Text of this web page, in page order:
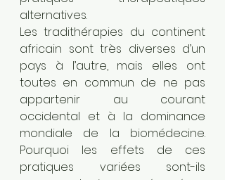
alternatives.
Les tradithérapies du continent
africain sont très diverses d’un
pays à l’autre, mais elles ont
toutes en commun de ne pas
appartenir au courant
occidental et à la dominance
mondiale de la biomédecine.
Pourquoi les effets de ces
pratiques variées sont-ils